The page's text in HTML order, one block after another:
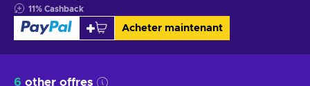
11% Cashback
Acheter maintenant
6 other offres